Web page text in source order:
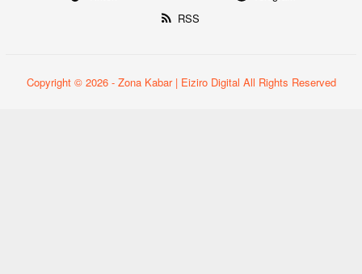
RSS
Copyright © 2026 - Zona Kabar | Eiziro Digital All Rights Reserved